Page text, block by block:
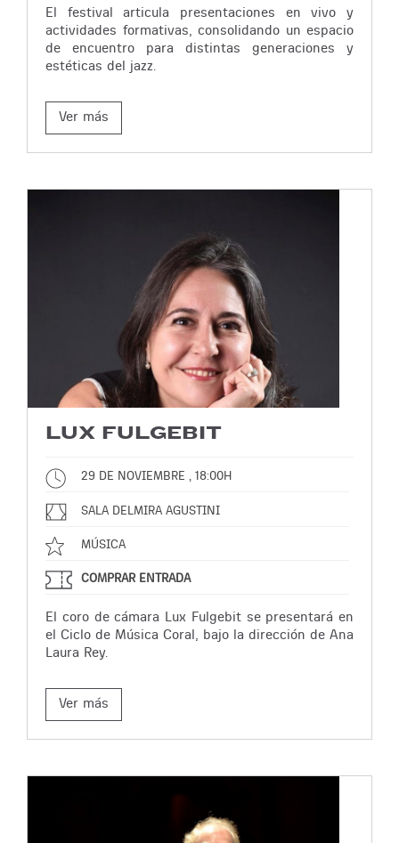
El festival articula presentaciones en vivo y
actividades formativas, consolidando un espacio
de encuentro para distintas generaciones y
estéticas del jazz.
Ver más
LUX FULGEBIT
29 DE NOVIEMBRE , 18:00H
SALA DELMIRA AGUSTINI
MÚSICA
COMPRAR ENTRADA
El coro de cámara Lux Fulgebit se presentará en
el Ciclo de Música Coral, bajo la dirección de Ana
Laura Rey.
Ver más